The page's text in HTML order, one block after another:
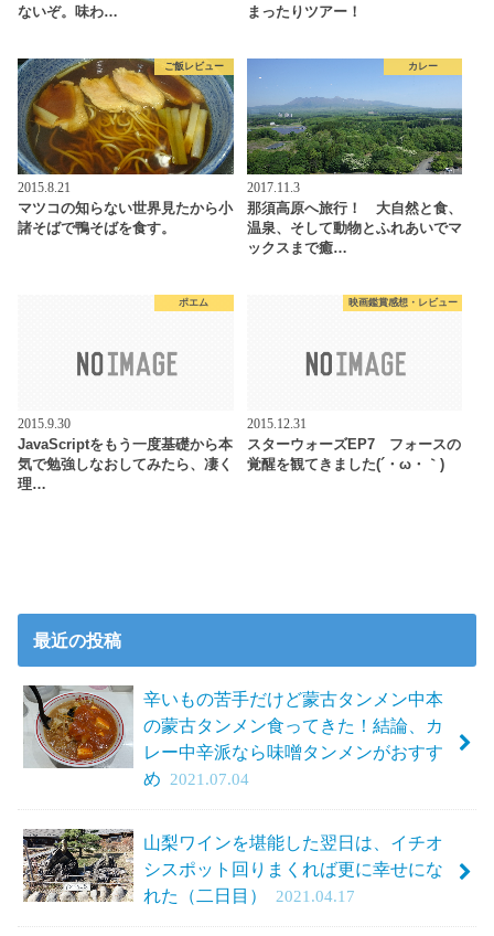
ないぞ。味わ…
まったりツアー！
ご飯レビュー
2015.8.21
マツコの知らない世界見たから小
諸そばで鴨そばを食す。
カレー
2017.11.3
那須高原へ旅行！ 大自然と食、
温泉、そして動物とふれあいでマ
ックスまで癒…
ポエム
2015.9.30
JavaScriptをもう一度基礎から本
気で勉強しなおしてみたら、凄く
理…
映画鑑賞感想・レビュー
2015.12.31
スターウォーズEP7 フォースの
覚醒を観てきました(´・ω・｀)
最近の投稿
辛いもの苦手だけど蒙古タンメン中本
の蒙古タンメン食ってきた！結論、カ
レー中辛派なら味噌タンメンがおすす
め
2021.07.04
山梨ワインを堪能した翌日は、イチオ
シスポット回りまくれば更に幸せにな
れた（二日目）
2021.04.17